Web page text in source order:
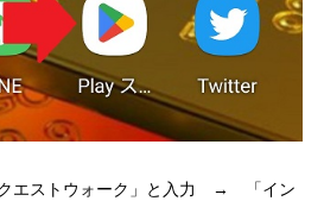
クエストウォーク」と入力 → 「イン